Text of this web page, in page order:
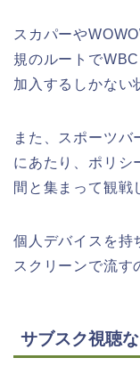
スカパーや
規のルートで
加入するしかない
また、スポーツ
にあたり、ポリシ
間と集まって観戦
個人デバイスを持
スクリーンで流す
サブスク視聴